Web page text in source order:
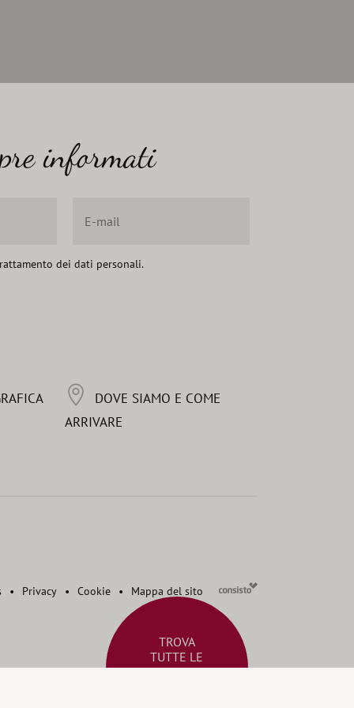
TROVA
TUTTE LE
informati
dei dati personali.
DOVE SIAMO E COME
ARRIVARE
• Privacy • Cookie • Mappa del sito